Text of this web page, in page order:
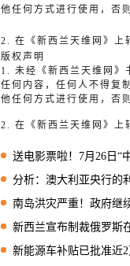
他任何方式进行使用，否
2. 在《新西兰天维网》上
版权声明
1. 未经《新西兰天维网》
任何内容，任何人不得复
他任何方式进行使用，否
2. 在《新西兰天维网》上
送电影票啦！7月26日“中国第一神探”归来，超
分析：澳大利亚央行的利
南岛洪灾严重！政府继续
新西兰宣布制裁俄罗斯在乌
新能源车补贴已批准近2万份